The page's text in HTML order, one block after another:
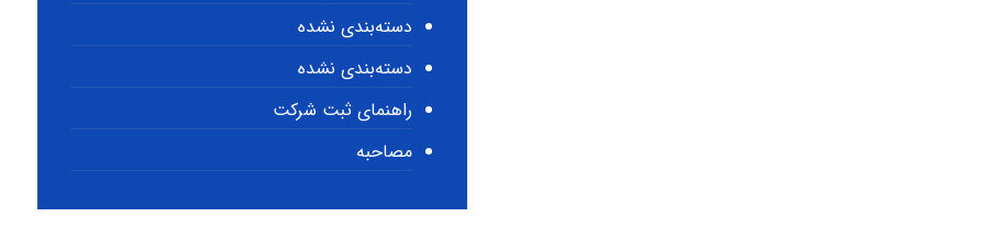
دسته‌بندی نشده
دسته‌بندی نشده
راهنمای ثبت شرکت
مصاحبه